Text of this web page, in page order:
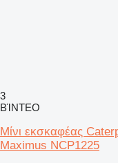
3
ΒΊΝΤΕΟ
Μίνι εκσκαφέας
Maximus NCP1225